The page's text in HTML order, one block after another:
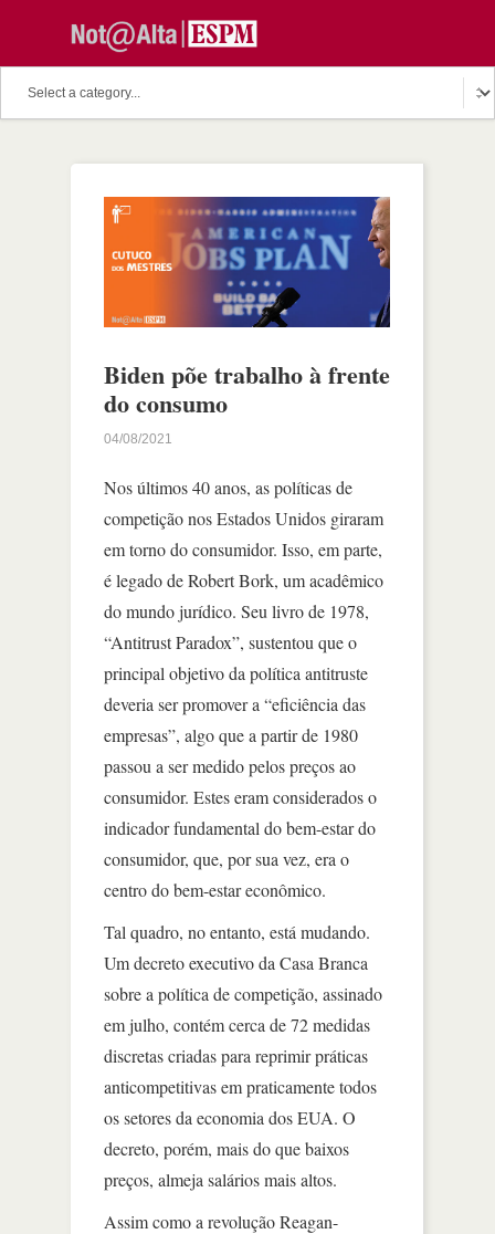
Biden põe trabalho à frente
do consumo
04/08/2021
Nos últimos 40 anos, as políticas de
competição nos Estados Unidos giraram
em torno do consumidor. Isso, em parte,
é legado de Robert Bork, um acadêmico
do mundo jurídico. Seu livro de 1978,
“Antitrust Paradox”, sustentou que o
principal objetivo da política antitruste
deveria ser promover a “eficiência das
empresas”, algo que a partir de 1980
passou a ser medido pelos preços ao
consumidor. Estes eram considerados o
indicador fundamental do bem-estar do
consumidor, que, por sua vez, era o
centro do bem-estar econômico.
Tal quadro, no entanto, está mudando.
Um decreto executivo da Casa Branca
sobre a política de competição, assinado
em julho, contém cerca de 72 medidas
discretas criadas para reprimir práticas
anticompetitivas em praticamente todos
os setores da economia dos EUA. O
decreto, porém, mais do que baixos
preços, almeja salários mais altos.
Assim como a revolução Reagan-